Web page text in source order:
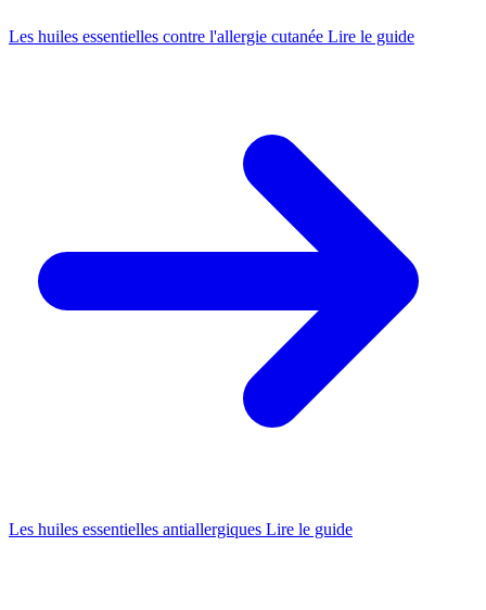
Les huiles essentielles contre l'allergie cutanée Lire le guide
Les huiles essentielles antiallergiques Lire le guide